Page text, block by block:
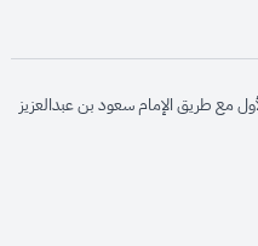
مع طريق الإمام سعود بن عبدالعزيز